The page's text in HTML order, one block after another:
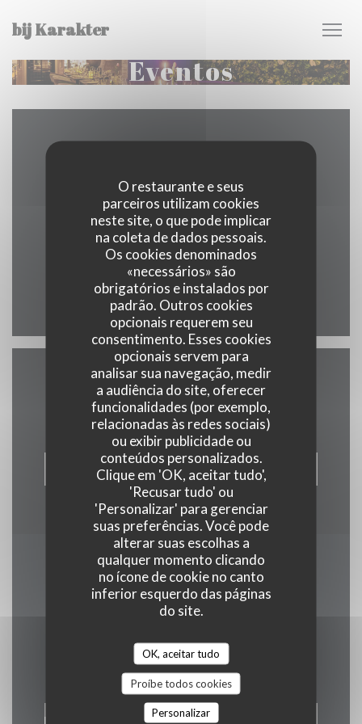
O restaurante e seus
parceiros utilizam cookies
neste site, o que pode implicar
na coleta de dados pessoais.
Os cookies denominados
«necessários» são
obrigatórios e instalados por
padrão. Outros cookies
opcionais requerem seu
consentimento. Esses cookies
opcionais servem para
analisar sua navegação, medir
a audiência do site, oferecer
funcionalidades (por exemplo,
relacionadas às redes sociais)
ou exibir publicidade ou
conteúdos personalizados.
Clique em 'OK, aceitar tudo',
'Recusar tudo' ou
'Personalizar' para gerenciar
suas preferências. Você pode
alterar suas escolhas a
qualquer momento clicando
no ícone de cookie no canto
inferior esquerdo das páginas
do site.
OK, aceitar tudo
Proíbe todos cookies
Personalizar
bij Karakter
Eventos
Hoofdstraat 96 5481 AJ Schijndel
073 211 0206
Facebook ((abre numa nova
Instagram ((abre numa
Contacte-nos
RESERVAR UMA MESA
Mantenha-se atualizado
*
nossa parte.
SUBSCREVER